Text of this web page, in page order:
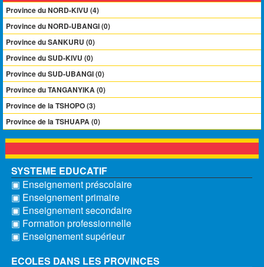
Province du NORD-KIVU (4)
Province du NORD-UBANGI (0)
Province du SANKURU (0)
Province du SUD-KIVU (0)
Province du SUD-UBANGI (0)
Province du TANGANYIKA (0)
Province de la TSHOPO (3)
Province de la TSHUAPA (0)
SYSTEME EDUCATIF
▣ Enseignement préscolaire
▣ Enseignement primaire
▣ Enseignement secondaire
▣ Formation professionnelle
▣ Enseignement supérieur
ECOLES DANS LES PROVINCES